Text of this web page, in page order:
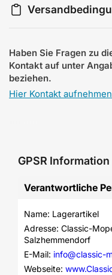
Haben Sie Fragen zu
Kontakt auf unter
beziehen.
Hier Kontakt aufnehmen
GPSR Information
Verantwortliche
Name: Lagerartikel
Adresse: Classic-
Salzhemmendorf
E-Mail: info@classic-
Webseite: